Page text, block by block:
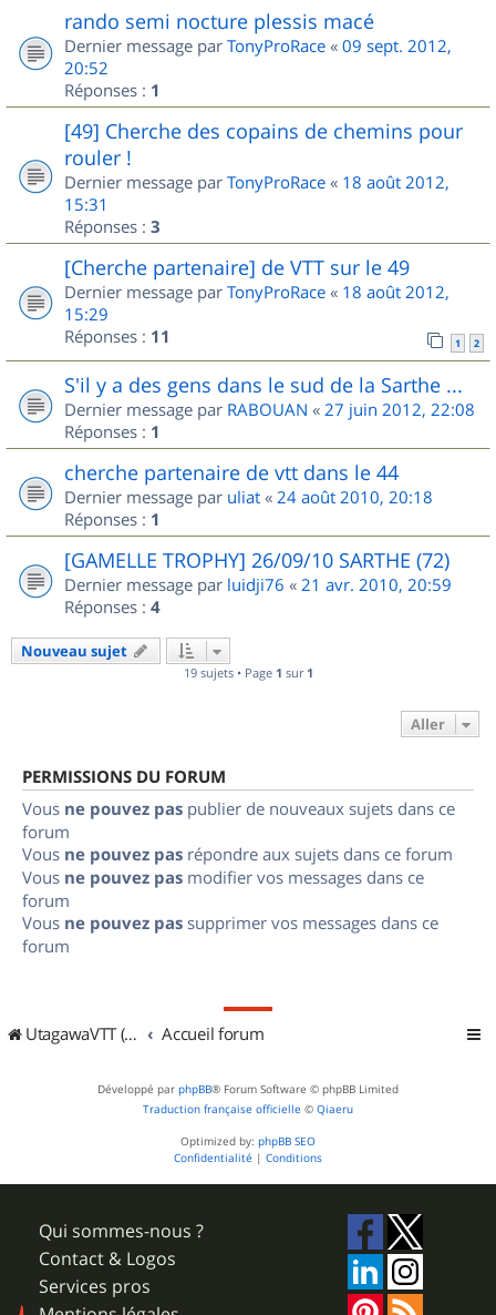
rando semi nocture plessis macé
Dernier message par TonyProRace « 09 sept. 2012,
20:52
Réponses : 1
[49] Cherche des copains de chemins pour
rouler !
Dernier message par TonyProRace « 18 août 2012,
15:31
Réponses : 3
[Cherche partenaire] de VTT sur le 49
Dernier message par TonyProRace « 18 août 2012,
15:29
Réponses : 11 1 2
S'il y a des gens dans le sud de la Sarthe ...
Dernier message par RABOUAN « 27 juin 2012, 22:08
Réponses : 1
cherche partenaire de vtt dans le 44
Dernier message par uliat « 24 août 2010, 20:18
Réponses : 1
[GAMELLE TROPHY] 26/09/10 SARTHE (72)
Dernier message par luidji76 « 21 avr. 2010, 20:59
Réponses : 4
Nouveau sujet
19 sujets • Page 1 sur 1
Aller
PERMISSIONS DU FORUM
Vous ne pouvez pas publier de nouveaux sujets dans ce
forum
Vous ne pouvez pas répondre aux sujets dans ce forum
Vous ne pouvez pas modifier vos messages dans ce
forum
Vous ne pouvez pas supprimer vos messages dans ce
forum
UtagawaVTT (Randos VTT et VTTAE avec traces GPS) Accueil forum
Développé par phpBB® Forum Software © phpBB Limited
Traduction française officielle © Qiaeru
Optimized by: phpBB SEO
Confidentialité | Conditions
Qui sommes-nous ?
Contact & Logos
Services pros